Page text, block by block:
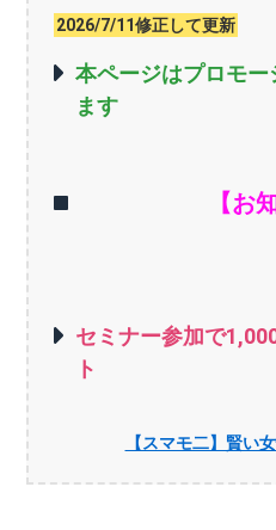
2026/7/11修正して更新
本ページはプロモ
ます
【お
セミナー参加で
ト
【スマモ二】賢い